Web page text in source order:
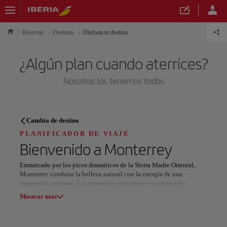
Reservar Destinos Disfruta tu destino
¿Algún plan cuando aterrices?
Nosotros los tenemos todos
PLANIFICADOR DE VIAJE
Descubre tu próximo destino
Nuestros destinos
Cambia de destino
PLANIFICADOR DE VIAJE
Bienvenido a Monterrey
Enmarcado por los picos dramáticos de la Sierra Madre Oriental,
Monterrey combina la belleza natural con la energía de una
metrópolis próspera. Las montañas circundantes invitan a los
entusiastas de las actividades al aire libre a explorar senderos
Mostrar más